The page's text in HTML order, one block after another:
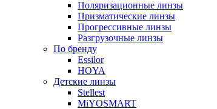
Поляризационные линзы
Призматические линзы
Прогрессивные линзы
Разгрузочные линзы
По бренду
Essilor
HOYA
Детские линзы
Stellest
MiYOSMART